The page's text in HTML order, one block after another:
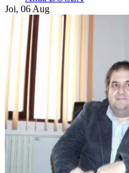
Joi, 06 Aug